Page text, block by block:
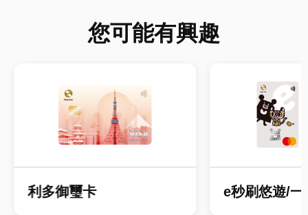
您可能有興趣
利多御璽卡 e秒刷悠遊/